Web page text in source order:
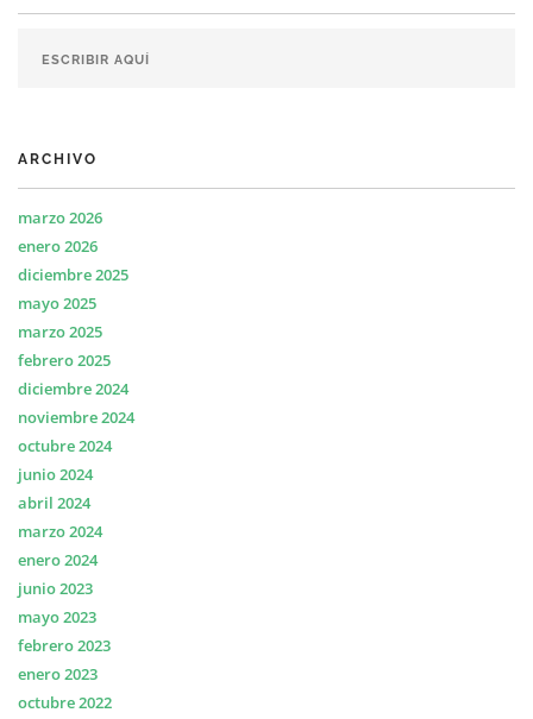
ARCHIVO
marzo 2026
enero 2026
diciembre 2025
mayo 2025
marzo 2025
febrero 2025
diciembre 2024
noviembre 2024
octubre 2024
junio 2024
abril 2024
marzo 2024
enero 2024
junio 2023
mayo 2023
febrero 2023
enero 2023
octubre 2022